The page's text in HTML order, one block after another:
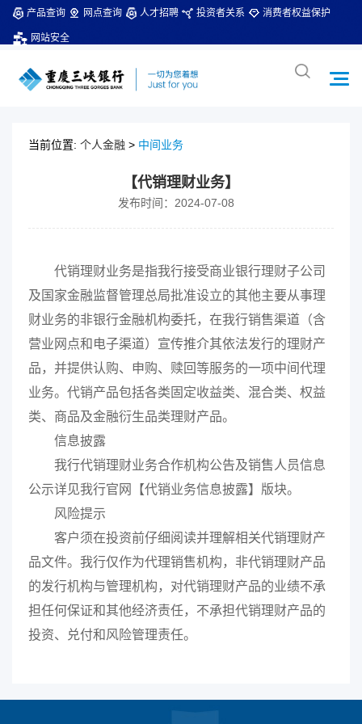
产品查询 网点查询 人才招聘 投资者关系 消费者权益保护
网站安全
当前位置: 个人金融 > 中间业务
【代销理财业务】
发布时间：2024-07-08
代销理财业务是指我行接受商业银行理财子公司
及国家金融监督管理总局批准设立的其他主要从事理
财业务的非银行金融机构委托，在我行销售渠道（含
营业网点和电子渠道）宣传推介其依法发行的理财产
品，并提供认购、申购、赎回等服务的一项中间代理
业务。代销产品包括各类固定收益类、混合类、权益
类、商品及金融衍生品类理财产品。
信息披露
我行代销理财业务合作机构公告及销售人员信息
公示详见我行官网【代销业务信息披露】版块。
风险提示
客户须在投资前仔细阅读并理解相关代销理财产
品文件。我行仅作为代理销售机构，非代销理财产品
的发行机构与管理机构，对代销理财产品的业绩不承
担任何保证和其他经济责任，不承担代销理财产品的
投资、兑付和风险管理责任。